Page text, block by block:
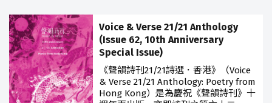
Voice & Verse 21/21 Anthology
(Issue 62, 10th Anniversary
Special Issue)
《聲韻詩刊21/21詩選．香港》（Voice
& Verse 21/21 Anthology: Poetry from
Hong Kong）是為慶祝《聲韻詩刊》十